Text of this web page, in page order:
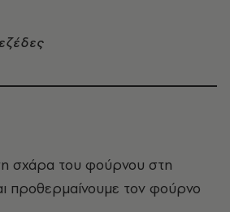
σχάρα του φούρνου στη
προθερμαίνουμε τον φούρνο